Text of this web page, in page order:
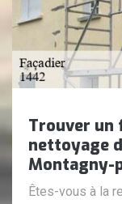
Trouver un
nettoyage
Montagny-
Êtes-vous à la